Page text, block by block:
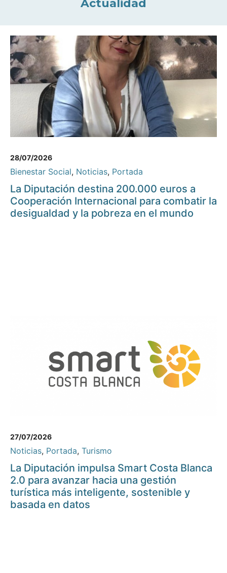
Actualidad
28/07/2026
Bienestar Social, Noticias, Portada
La Diputación destina 200.000 euros a
Cooperación Internacional para combatir la
desigualdad y la pobreza en el mundo
27/07/2026
Noticias, Portada, Turismo
La Diputación impulsa Smart Costa Blanca
2.0 para avanzar hacia una gestión
turística más inteligente, sostenible y
basada en datos